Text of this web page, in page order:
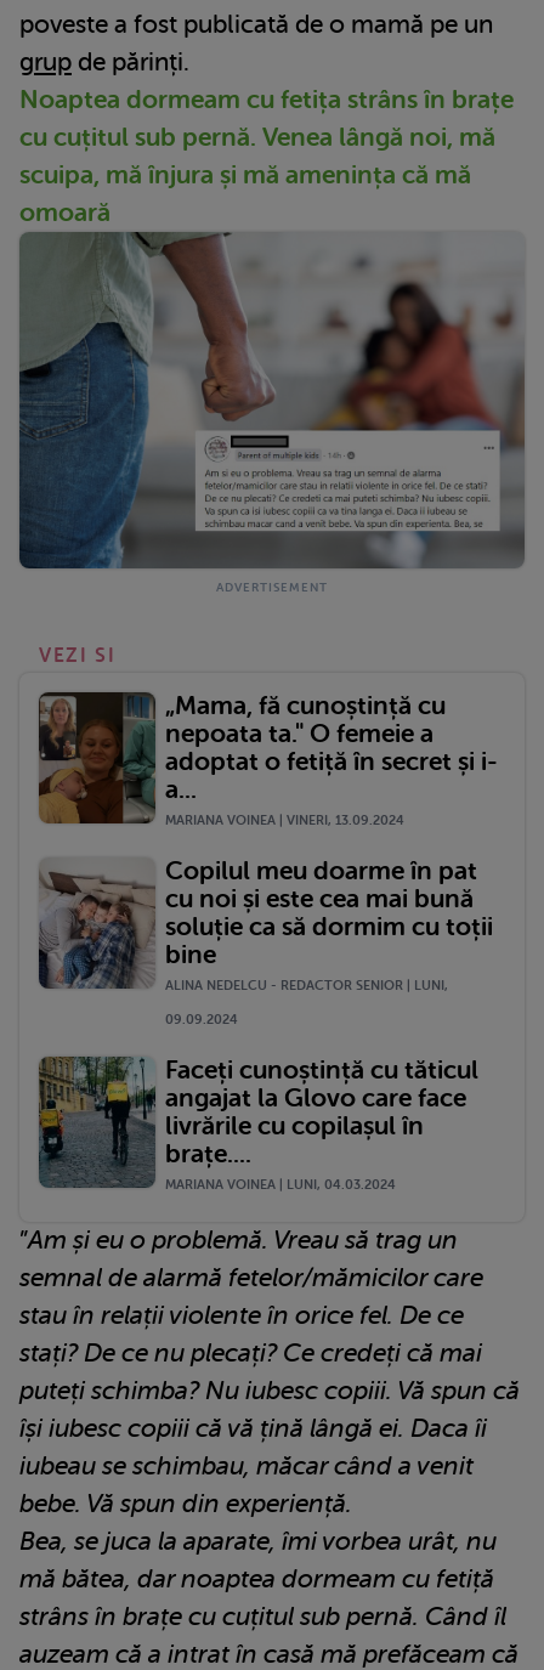
poveste a fost publicată de o mamă pe un
grup de părinți.
Noaptea dormeam cu fetița strâns în brațe
cu cuțitul sub pernă. Venea lângă noi, mă
scuipa, mă înjura și mă amenința că mă
omoară
VEZI SI
„Mama, fă cunoștință cu
nepoata ta." O femeie a
adoptat o fetiță în secret și i-
a...
MARIANA VOINEA | VINERI, 13.09.2024
Copilul meu doarme în pat
cu noi și este cea mai bună
soluție ca să dormim cu toții
bine
ALINA NEDELCU - REDACTOR SENIOR | LUNI,
09.09.2024
Faceți cunoștință cu tăticul
angajat la Glovo care face
livrările cu copilașul în
brațe....
MARIANA VOINEA | LUNI, 04.03.2024
”Am și eu o problemă. Vreau să trag un
semnal de alarmă fetelor/mămicilor care
stau în relații violente în orice fel. De ce
stați? De ce nu plecați? Ce credeți că mai
puteți schimba? Nu iubesc copiii. Vă spun că
își iubesc copiii că vă țină lângă ei. Daca îi
iubeau se schimbau, măcar când a venit
bebe. Vă spun din experiență.
Bea, se juca la aparate, îmi vorbea urât, nu
mă bătea, dar noaptea dormeam cu fetiță
strâns în brațe cu cuțitul sub pernă. Când îl
auzeam că a intrat în casă mă prefăceam că